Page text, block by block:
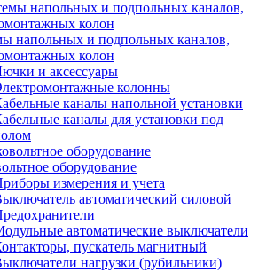
напольных и подпольных каналов,
колон
и аксессуары
колонны
каналы напольной установки
каналы для установки под
оборудование
измерения и учета
автоматический силовой
автоматические выключатели
пускатель магнитный
нагрузки (рубильники)